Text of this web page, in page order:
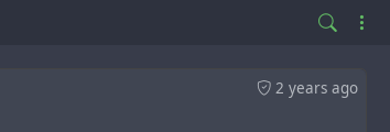
2 years ago